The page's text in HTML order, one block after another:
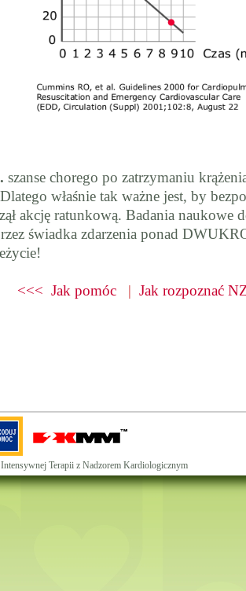
szanse chorego po zatrzymaniu
właśnie tak ważne jest, by
akcję ratunkową. Badania naukowe
świadka zdarzenia ponad
<<< Jak pomóc | Jak rozpoznać
Terapii z Nadzorem Kardiologicznym